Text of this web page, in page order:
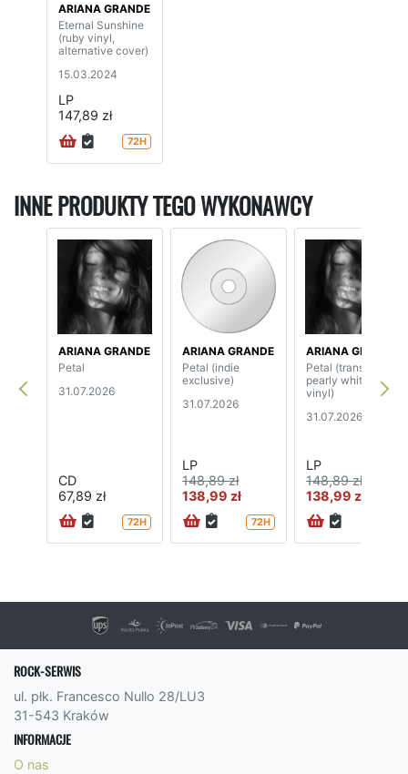
ARIANA GRANDE
Eternal Sunshine
(ruby vinyl,
alternative cover)
15.03.2024
LP
147,89 zł
72H
INNE PRODUKTY TEGO WYKONAWCY
ARIANA GRANDE
Petal
31.07.2026
CD
67,89 zł
72H
ARIANA GRANDE
Petal (indie
exclusive)
31.07.2026
LP
148,89 zł
138,99 zł
72H
ARIANA GRANDE
Petal (translucent
pearly white
vinyl)
31.07.2026
LP
148,89 zł
138,99 zł
ROCK-SERWIS
ul. płk. Francesco Nullo 28/LU3
31-543 Kraków
INFORMACJE
O nas